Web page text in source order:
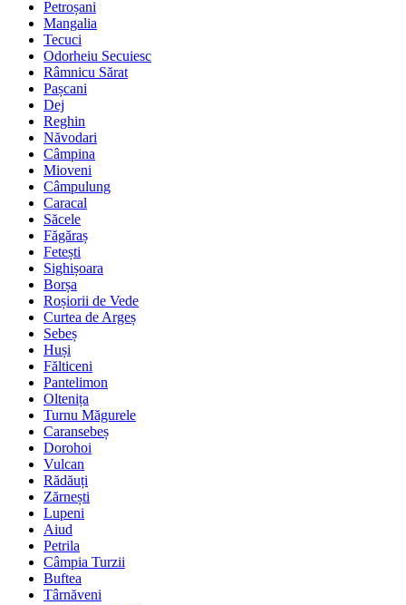
Petroșani
Mangalia
Tecuci
Odorheiu Secuiesc
Râmnicu Sărat
Pașcani
Dej
Reghin
Năvodari
Câmpina
Mioveni
Câmpulung
Caracal
Săcele
Făgăraș
Fetești
Sighișoara
Borșa
Roșiorii de Vede
Curtea de Argeș
Sebeș
Huși
Fălticeni
Pantelimon
Oltenița
Turnu Măgurele
Caransebeș
Dorohoi
Vulcan
Rădăuți
Zărnești
Lupeni
Aiud
Petrila
Câmpia Turzii
Buftea
Târnăveni